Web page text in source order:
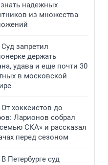
надежных
из множества
Суд запретил
держать
удава и еще почти 30
в московской
От хоккеистов до
Ларионов собрал
СКА» и рассказал
перед сезоном
В Петербурге суд